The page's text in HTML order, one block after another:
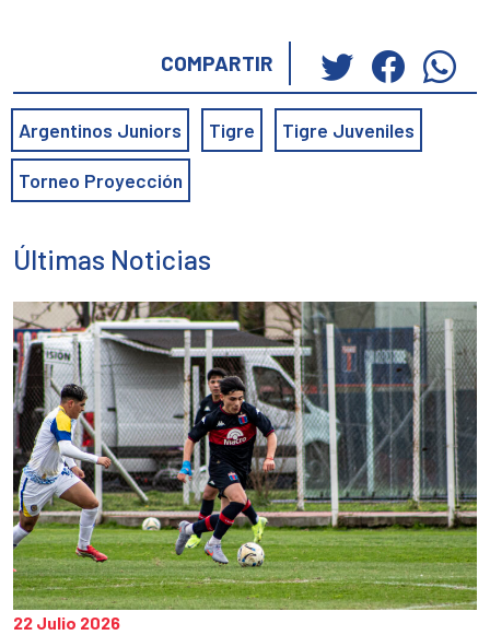
COMPARTIR
Haz
clic
para
compartir
una
ventana
nueva)
Haz
clic
para
una
nueva)
Argentinos Juniors Tigre Tigre Juveniles
Torneo Proyección
Últimas Noticias
22 Julio 2026